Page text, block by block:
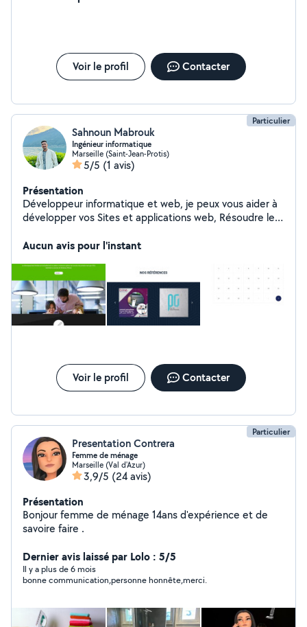
Voir le profil Contacter
Particulier
Sahnoun Mabrouk
Ingénieur informatique
Marseille (Saint-Jean-Protis)
5/5 (1 avis)
Présentation
Développeur informatique et web, je peux vous aider à
développer vos Sites et applications web, Résoudre les
Aucun avis pour l'instant
Voir le profil Contacter
Particulier
Presentation Contrera
Femme de ménage
Marseille (Val d'Azur)
3,9/5 (24 avis)
Présentation
Bonjour femme de ménage 14ans d'expérience et de
savoire faire .
Dernier avis laissé par Lolo : 5/5
Il y a plus de 6 mois
bonne communication,personne honnête,merci.